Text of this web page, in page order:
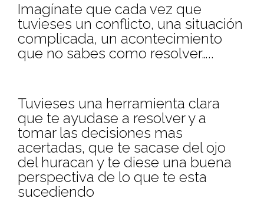
Imagínate que cada vez que
tuvieses un conflicto, una situación
complicada, un acontecimiento
que no sabes como resolver…..
Tuvieses una herramienta clara
que te ayudase a resolver y a
tomar las decisiones mas
acertadas, que te sacase del ojo
del huracan y te diese una buena
perspectiva de lo que te esta
sucediendo